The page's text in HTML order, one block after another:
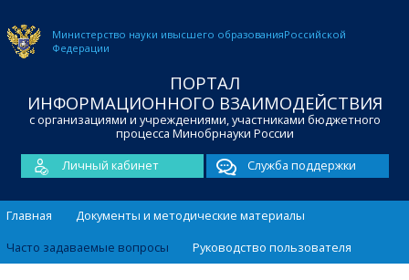
Министерство науки ивысшего образованияРоссийской
Федерации
ПОРТАЛ
ИНФОРМАЦИОННОГО ВЗАИМОДЕЙСТВИЯ
с организациями и учреждениями, участниками бюджетного
процесса Минобрнауки России
Личный кабинет
Служба поддержки
Главная
Документы и методические материалы
Часто задаваемые вопросы
Руководство пользователя